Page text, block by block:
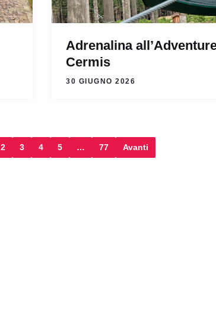
Adrenalina
Cermis
30 GIUGNO 2026
2 3 4 5 … 77 Avanti